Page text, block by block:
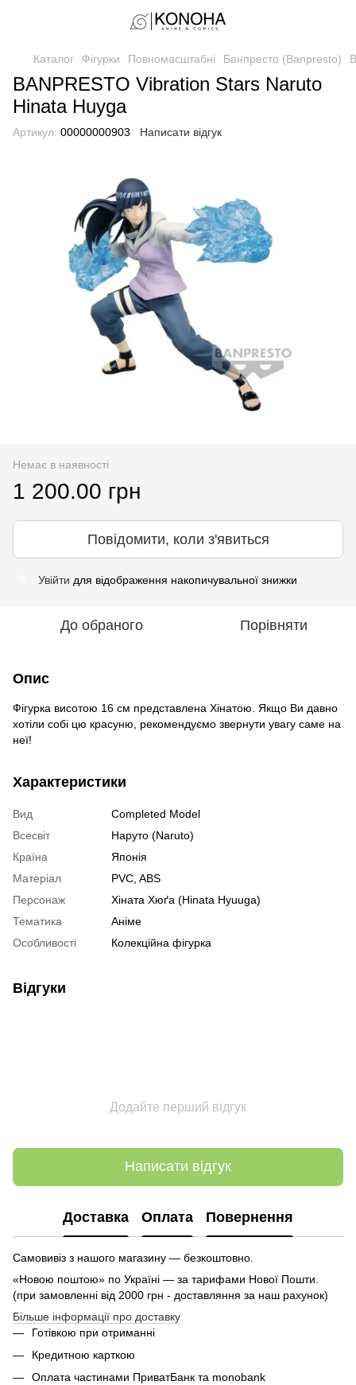
Каталог Фігурки Повномасштабні Банпресто (Banpresto)
BANPRESTO Vibration Stars Naruto
Hinata Huyga
Артикул: 00000000903 Написати відгук
Немає в наявності
1 200.00 грн
Повідомити, коли з'явиться
Увійти для відображення накопичувальної знижки
До обраного Порівняти
Опис
Фігурка висотою 16 см представлена Хінатою. Якщо Ви давно
хотіли собі цю красуню, рекомендуємо звернути увагу саме на
неї!
Характеристики
Вид
Completed Model
Всесвіт
Наруто (Naruto)
Країна
Японія
Матеріал
PVC, ABS
Персонаж
Хіната Хюґа (Hinata Hyuuga)
Тематика
Аніме
Особливості
Колекційна фігурка
Відгуки
Додайте перший відгук
Написати відгук
Доставка Оплата Повернення
Самовивіз з нашого магазину — безкоштовно.
«Новою поштою» по Україні — за тарифами Нової Пошти.
(при замовленні від 2000 грн - доставляння за наш рахунок)
Більше інформації про доставку
Готівкою при отриманні
Кредитною карткою
Оплата частинами ПриватБанк та monobank